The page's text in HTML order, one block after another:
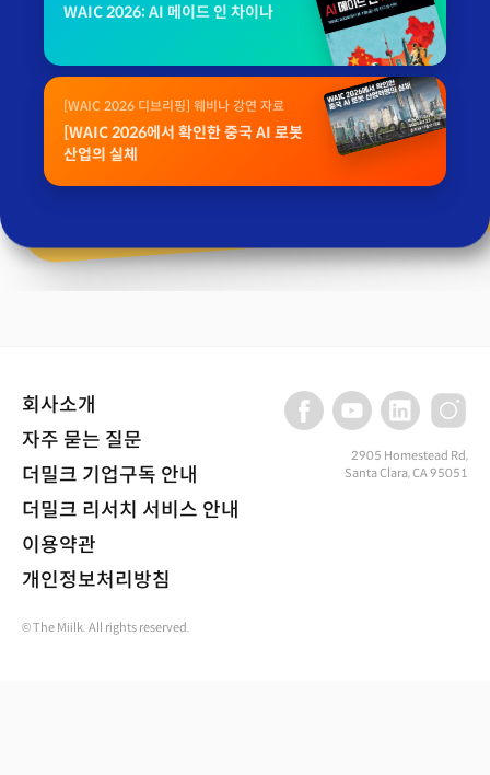
WAIC 2026: AI 메이드 인 차이나
[WAIC 2026 디브리핑] 웨비나 강연 자료
[WAIC 2026에서 확인한 중국 AI 로봇
산업의 실체
회사소개
자주 묻는 질문
더밀크 기업구독 안내
더밀크 리서치 서비스 안내
이용약관
개인정보처리방침
2905 Homestead Rd,
Santa Clara, CA 95051
© The Miilk. All rights reserved.